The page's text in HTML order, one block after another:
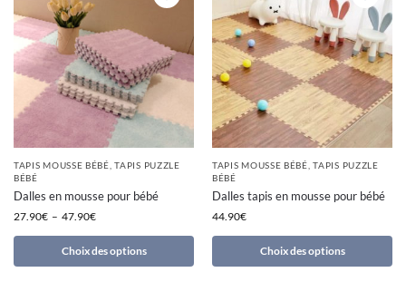
TAPIS MOUSSE BÉBÉ,TAPIS PUZZLE
BÉBÉ
Dalles en mousse pour bébé
27.90€ – 47.90€
Choix des options
TAPIS MOUSSE BÉBÉ,TAPIS PUZZLE
BÉBÉ
Dalles tapis en mousse pour bébé
44.90€
Choix des options